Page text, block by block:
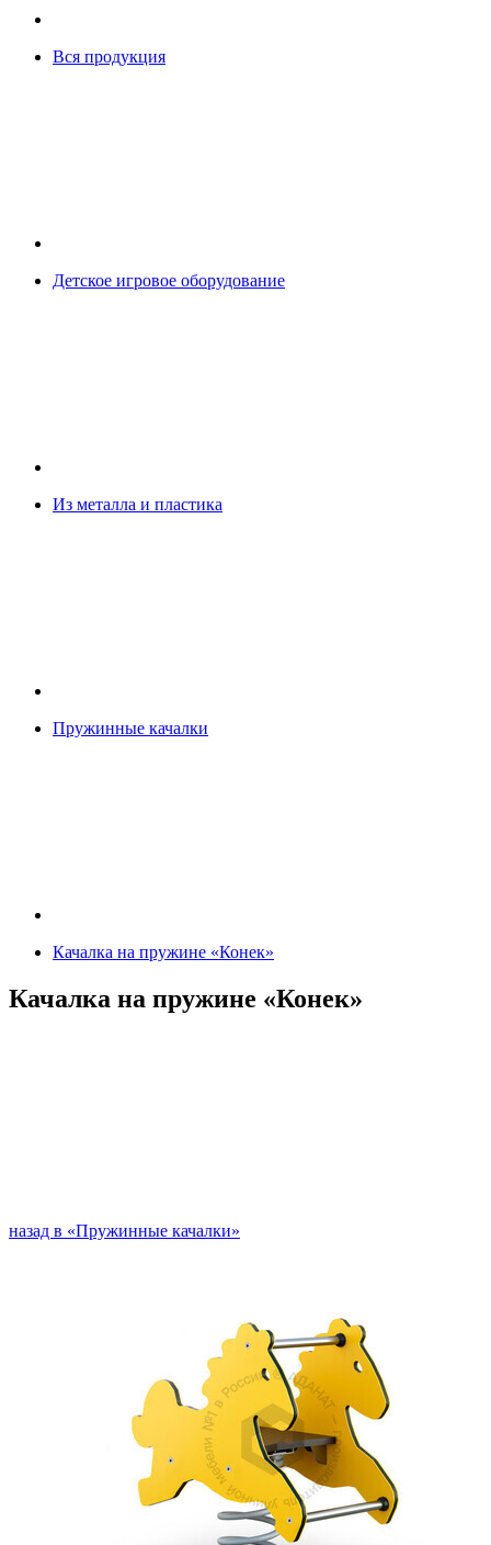
Вся продукция
Детское игровое оборудование
Из металла и пластика
Пружинные качалки
Качалка на пружине «Конек»
Качалка на пружине «Конек»
назад в «Пружинные качалки»